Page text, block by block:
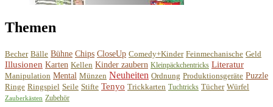
Themen
Becher Bälle Bühne Chips CloseUp Comedy+Kinder Feinmechanische Geld
Illusionen Karten Kellen Kinder zaubern Kleinpäckchentricks Literatur
Manipulation Mental Münzen Neuheiten Ordnung Produktionsgeräte Puzzle
Ringe Ringspiel Seile Stifte Tenyo Trickkarten Tuchtricks Tücher Würfel
Zauberkästen Zubehör